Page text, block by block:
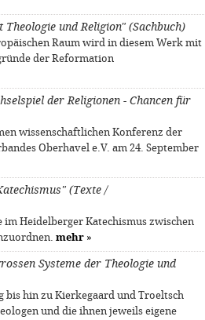
und Religion" (Sachbuch)
Raum wird in diesem Werk mit
der Reformation
der Religionen - Chancen für
wissenschaftlichen Konferenz der
Oberhavel e.V. am 24. September
(Texte /
im Heidelberger Katechismus zwischen
mehr »
Systeme der Theologie und
bis hin zu Kierkegaard und Troeltsch
und die ihnen jeweils eigene